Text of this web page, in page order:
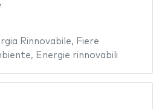
Rinnovabile, Fiere
, Energie rinnovabili